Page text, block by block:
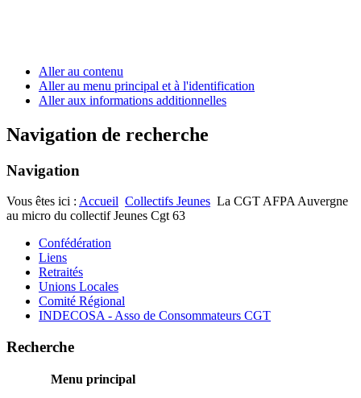
Aller au contenu
Aller au menu principal et à l'identification
Aller aux informations additionnelles
Navigation de recherche
Navigation
Vous êtes ici : Accueil Collectifs Jeunes La CGT AFPA Auvergne
au micro du collectif Jeunes Cgt 63
Confédération
Liens
Retraités
Unions Locales
Comité Régional
INDECOSA - Asso de Consommateurs CGT
Recherche
Menu principal